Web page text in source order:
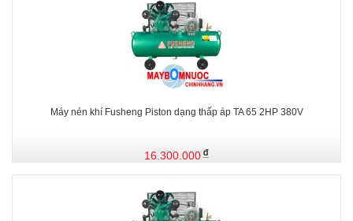
Máy nén khí Fusheng Piston dạng thấp áp TA 65 2HP 380V
16.300.000